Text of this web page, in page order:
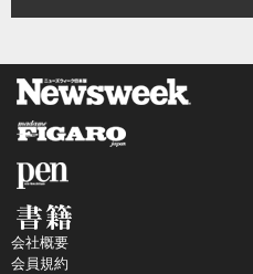
会社概要
会員規約